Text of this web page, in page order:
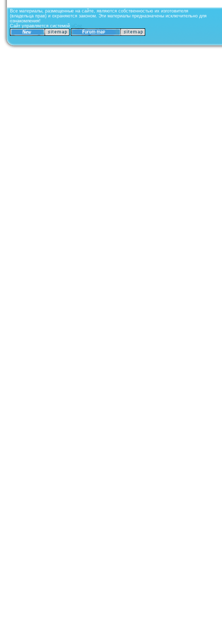
Все материалы, размещенные на сайте, являются собственностью их изготовителя
(владельца прав) и охраняются законом. Эти материалы предназначены исключительно для
ознакомления!
Сайт управляется системой